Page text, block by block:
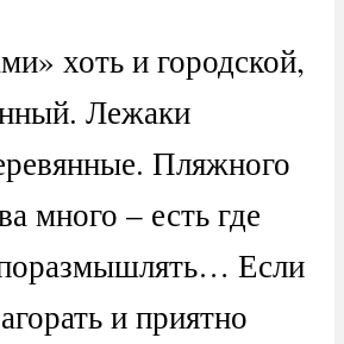
хоть и городской,
Лежаки
Пляжного
много – есть где
Если
и приятно